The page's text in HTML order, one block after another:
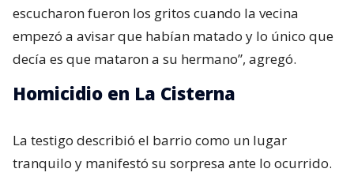
escucharon fueron los gritos cuando la vecina
empezó a avisar que habían matado y lo único que
decía es que mataron a su hermano”, agregó.
Homicidio en La Cisterna
La testigo describió el barrio como un lugar
tranquilo y manifestó su sorpresa ante lo ocurrido.